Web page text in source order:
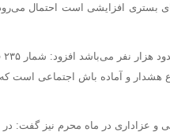
بستری افزایشی است احتمال
هشدار و آماده باش اجتماعی است که
عزاداری در ماه محرم نیز گفت: در